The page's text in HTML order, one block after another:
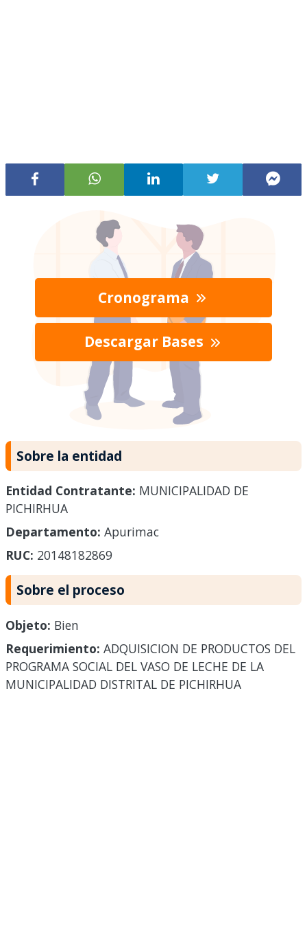
Cronograma
Descargar Bases
Sobre la entidad
Entidad Contratante: MUNICIPALIDAD DE
PICHIRHUA
Departamento: Apurimac
RUC: 20148182869
Sobre el proceso
Objeto: Bien
Requerimiento: ADQUISICION DE PRODUCTOS DEL
PROGRAMA SOCIAL DEL VASO DE LECHE DE LA
MUNICIPALIDAD DISTRITAL DE PICHIRHUA